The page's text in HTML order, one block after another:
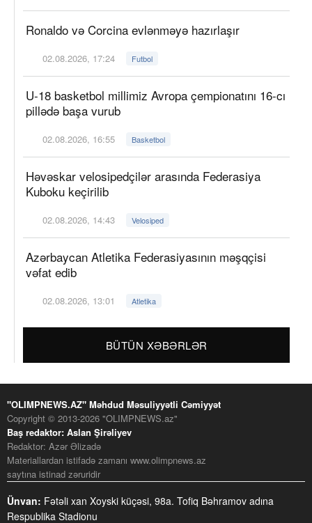
Ronaldo və Corcina evlənməyə hazırlaşır
02.08.2026, 17:24 Futbol
U-18 basketbol millimiz Avropa çempionatını 16-cı
pillədə başa vurub
02.08.2026, 16:55 Basketbol
Həvəskar velosipedçilər arasında Federasiya
Kuboku keçirilib
02.08.2026, 14:43 Velosiped
Azərbaycan Atletika Federasiyasının məşqçisi
vəfat edib
02.08.2026, 13:01 Atletika
BÜTÜN XƏBƏRLƏR
"OLIMPNEWS.AZ" Məhdud Məsuliyyətli Cəmiyyət
Copyright © 2013-2026 "OLIMPNEWS.az"
Baş redaktor: Aslan Şirəliyev
Redaktor: Azər Əlizadə
Materiallardan istifadə zamanı www.olimpnews.az
saytına istinad zəruridir
Ünvan: Fətəli xan Xoyski küçəsi, 98a. Tofiq Bəhramov adına
Respublika Stadionu